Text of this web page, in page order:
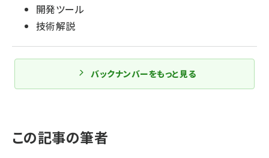
開発ツール
技術解説
バックナンバーをもっと見る
この記事の筆者